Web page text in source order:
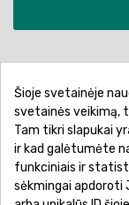
Pirkimo
Garantinis
Prekių
Šioje svetainėje
svetainės veikimą,
Tam tikri slapukai
ir kad galėtumėte
funkciniais ir
sėkmingai apdoroti